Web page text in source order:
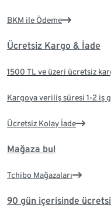
BKM ile Ödeme
Ücretsiz Kargo & İade
1500 TL ve üzeri ücretsiz
Kargoya veriliş süresi 1-2 iş
Ücretsiz Kolay İade
Mağaza bul
Tchibo Mağazaları
90 gün içerisinde